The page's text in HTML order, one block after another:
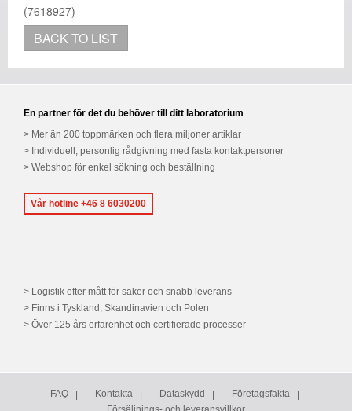
(7618927)
BACK TO LIST
En partner för det du behöver till ditt laboratorium
Mer än 200 toppmärken och flera miljoner artiklar
Individuell, personlig rådgivning med fasta kontaktpersoner
Webshop för enkel sökning och beställning
Vår hotline +46 8 6030200
Logistik efter mått för säker och snabb leverans
Finns i Tyskland, Skandinavien och Polen
Över 125 års erfarenhet och certifierade processer
FAQ Kontakta Dataskydd
Företagsfakta